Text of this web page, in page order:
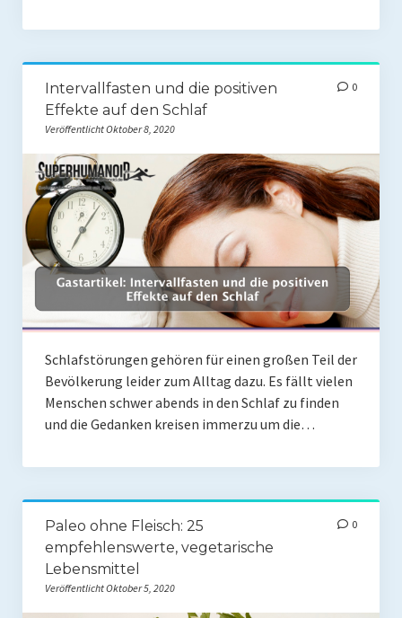
Intervallfasten und die positiven
Effekte auf den Schlaf
Veröffentlicht Oktober 8, 2020
0
Schlafstörungen gehören für einen großen Teil der
Bevölkerung leider zum Alltag dazu. Es fällt vielen
Menschen schwer abends in den Schlaf zu finden
und die Gedanken kreisen immerzu um die…
Paleo ohne Fleisch: 25
empfehlenswerte, vegetarische
Lebensmittel
Veröffentlicht Oktober 5, 2020
0